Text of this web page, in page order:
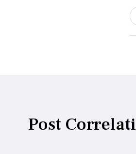
Post Correlati